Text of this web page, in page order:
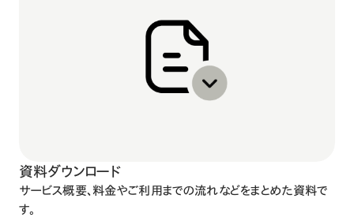
資料ダウンロード
サービス概要、料金やご利用までの流れなどをまとめた資料で
す。